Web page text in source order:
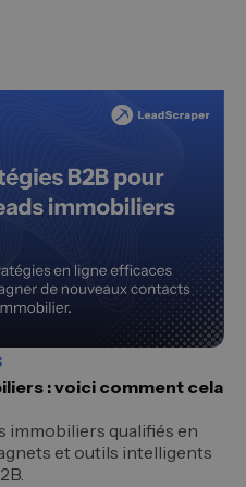
: voici comment cela
immobiliers qualifiés en
et outils intelligents